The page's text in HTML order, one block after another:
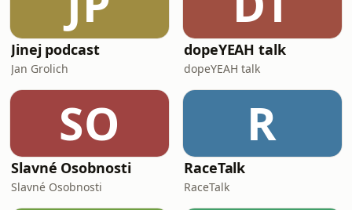
Jinej podcast
Jan Grolich
dopeYEAH talk
dopeYEAH talk
SO
Slavné Osobnosti
Slavné Osobnosti
R
RaceTalk
RaceTalk